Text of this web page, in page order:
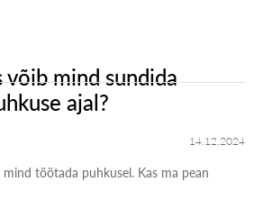
võib mind sundida
ajal?
14.12.2024
töötada puhkusel. Kas ma pean